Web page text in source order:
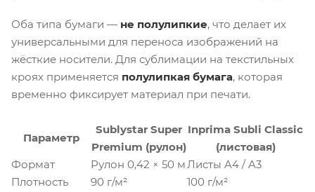
Оба типа бумаги — не полулипкие, что делает их
универсальными для переноса изображений на
жёсткие носители. Для сублимации на текстильных
кроях применяется полулипкая бумага, которая
временно фиксирует материал при печати.
Параметр
Sublystar Super
Premium (рулон)
Inprima Subli Classic
(листовая)
Формат
Рулон 0,42 × 50 мЛисты A4 / A3
Плотность
90 г/м² 100 г/м²